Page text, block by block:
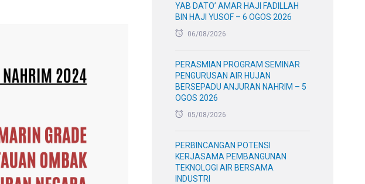
YAB DATO’ AMAR HAJI FADILLAH
BIN HAJI YUSOF – 6 OGOS 2026
06/08/2026
PERASMIAN PROGRAM SEMINAR
PENGURUSAN AIR HUJAN
BERSEPADU ANJURAN NAHRIM – 5
OGOS 2026
05/08/2026
PERBINCANGAN POTENSI
KERJASAMA PEMBANGUNAN
TEKNOLOGI AIR BERSAMA
INDUSTRI